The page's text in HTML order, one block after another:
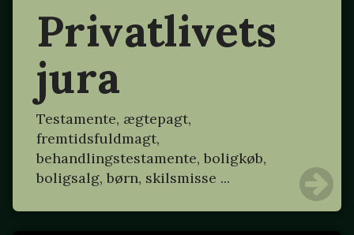
Privatlivets
jura
Testamente, ægtepagt,
fremtidsfuldmagt,
behandlingstestamente, boligkøb,
boligsalg, børn, skilsmisse ...